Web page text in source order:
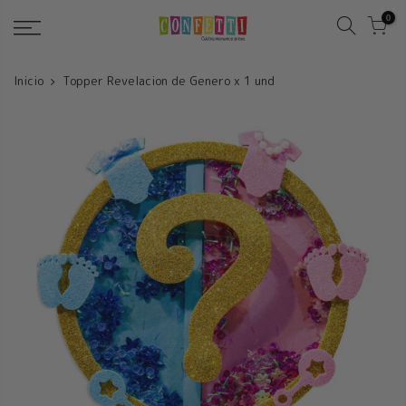
0
Inicio Topper Revelacion de Genero x 1 und